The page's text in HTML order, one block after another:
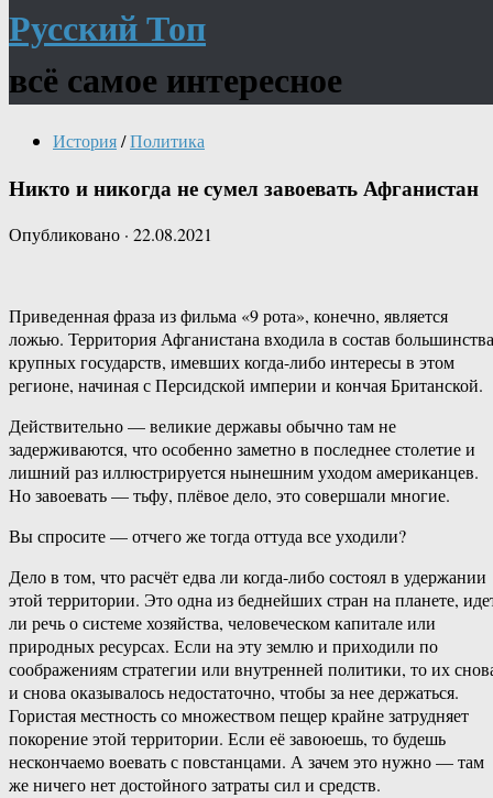
Русский Топ
всё самое интересное
История/Политика
Никто и никогда не сумел завоевать Афганистан
Опубликовано · 22.08.2021
Приведенная фраза из фильма «9 рота», конечно, является
ложью. Территория Афганистана входила в состав большинства
крупных государств, имевших когда-либо интересы в этом
регионе, начиная с Персидской империи и кончая Британской.
Действительно — великие державы обычно там не
задерживаются, что особенно заметно в последнее столетие и
лишний раз иллюстрируется нынешним уходом американцев.
Но завоевать — тьфу, плёвое дело, это совершали многие.
Вы спросите — отчего же тогда оттуда все уходили?
Дело в том, что расчёт едва ли когда-либо состоял в удержании
этой территории. Это одна из беднейших стран на планете,
ли речь о системе хозяйства, человеческом капитале или
природных ресурсах. Если на эту землю и приходили по
соображениям стратегии или внутренней политики, то их
и снова оказывалось недостаточно, чтобы за нее держаться.
Гористая местность со множеством пещер крайне затрудняет
покорение этой территории. Если её завоюешь, то будешь
нескончаемо воевать с повстанцами. А зачем это нужно — там
же ничего нет достойного затраты сил и средств.